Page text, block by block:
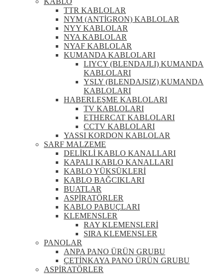
TTR KABLOLAR
NYM (ANTİGRON) KABLOLAR
NYY KABLOLAR
NYA KABLOLAR
NYAF KABLOLAR
KUMANDA KABLOLARI
LIYCY (BLENDAJLI) KUMANDA
KABLOLARI
YSLY (BLENDAJSIZ) KUMANDA
KABLOLARI
HABERLEŞME KABLOLARI
TV KABLOLARI
ETHERCAT KABLOLARI
CCTV KABLOLARI
YASSI KORDON KABLOLAR
SARF MALZEME
DELİKLİ KABLO KANALLARI
KAPALI KABLO KANALLARI
KABLO YÜKSÜKLERİ
KABLO BAĞCIKLARI
BUATLAR
ASPİRATÖRLER
KABLO PABUÇLARI
KLEMENSLER
RAY KLEMENSLERİ
SIRA KLEMENSLER
PANOLAR
ANPA PANO ÜRÜN GRUBU
ÇETİNKAYA PANO ÜRÜN GRUBU
ASPİRATÖRLER